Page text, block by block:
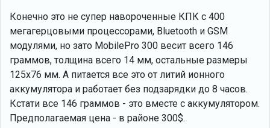
Конечно это не супер навороченные КПК с 400
мегагерцовыми процессорами, Bluetooth и GSM
модулями, но зато MobilePro 300 весит всего 146
граммов, толщина всего 14 мм, остальные размеры
125х76 мм. А питается все это от литий ионного
аккумулятора и работает без подзарядки до 8 часов.
Кстати все 146 граммов - это вместе с аккумулятором.
Предполагаемая цена - в районе 300$.